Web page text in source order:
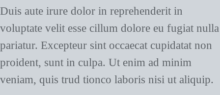
Duis aute irure dolor in reprehenderit in
voluptate velit esse cillum dolore eu fugiat nulla
pariatur. Excepteur sint occaecat cupidatat non
proident, sunt in culpa. Ut enim ad minim
veniam, quis trud tionco laboris nisi ut aliquip.